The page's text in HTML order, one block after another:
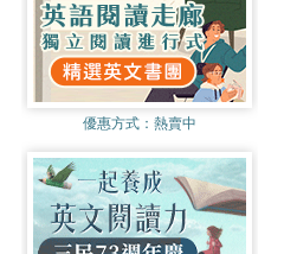
優惠方式： 熱賣中